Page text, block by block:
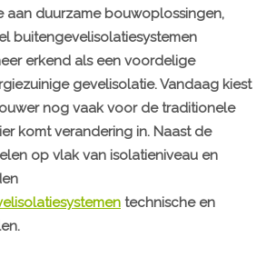
aan duurzame bouwoplossingen,
buitengevelisolatiesystemen
erkend als een voordelige
gevelisolatie. Vandaag kiest
nog vaak voor de traditionele
komt verandering in. Naast de
op vlak van isolatieniveau en
technische en